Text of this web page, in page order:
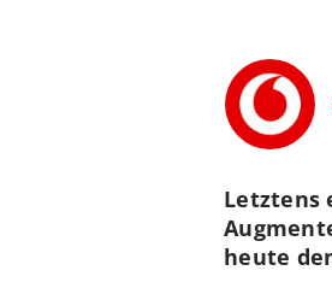
Letztens
heute